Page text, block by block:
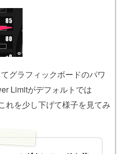
グラフィックボードのパワ
Limitがデフォルトでは
れを少し下げて様子を見てみ